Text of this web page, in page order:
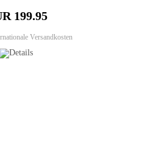
199.95
Versandkosten